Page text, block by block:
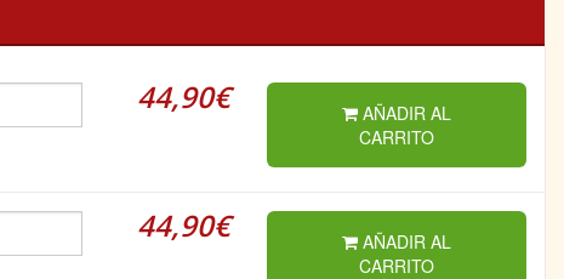
44,90€
AÑADIR AL
CARRITO
44,90€
AÑADIR AL
CARRITO